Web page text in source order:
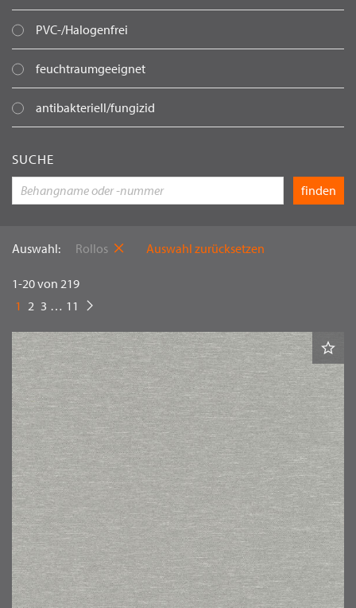
PVC-/Halogenfrei
feuchtraumgeeignet
antibakteriell/fungizid
SUCHE
Auswahl: Rollos Auswahl zurücksetzen
1-20von 219
1 2 3 … 11